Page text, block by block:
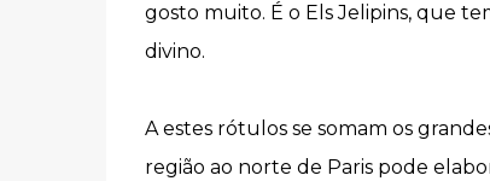
gosto muito. É o Els Jelipins, que
divino.
A estes rótulos se somam os
região ao norte de Paris pode